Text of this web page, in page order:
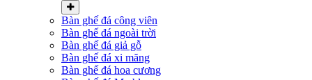
Bàn ghế đá công viên
Bàn ghế đá ngoài trời
Bàn ghế đá giả gỗ
Bàn ghế đá xi măng
Bàn ghế đá hoa cương